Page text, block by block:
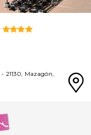
- 21130, Mazagón,